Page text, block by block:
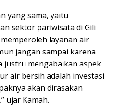
yang sama, yaitu
sektor pariwisata di Gili
layanan air
jangan sampai karena
justru mengabaikan aspek
air bersih adalah investasi
akan dirasakan
ujar Kamah.